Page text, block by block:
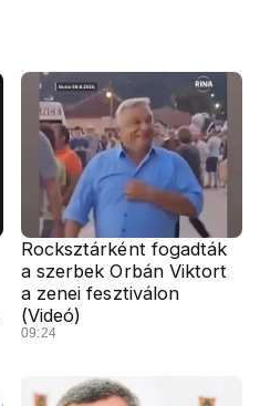
Rocksztárként fogadták
a szerbek Orbán Viktort
a zenei fesztiválon
(Videó)
09:24